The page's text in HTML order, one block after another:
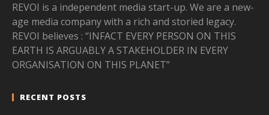
REVOI is a independent media start-up. We are a new-
age media company with a rich and storied legacy.
REVOI believes : “INFACT EVERY PERSON ON THIS
EARTH IS ARGUABLY A STAKEHOLDER IN EVERY
ORGANISATION ON THIS PLANET”
RECENT POSTS